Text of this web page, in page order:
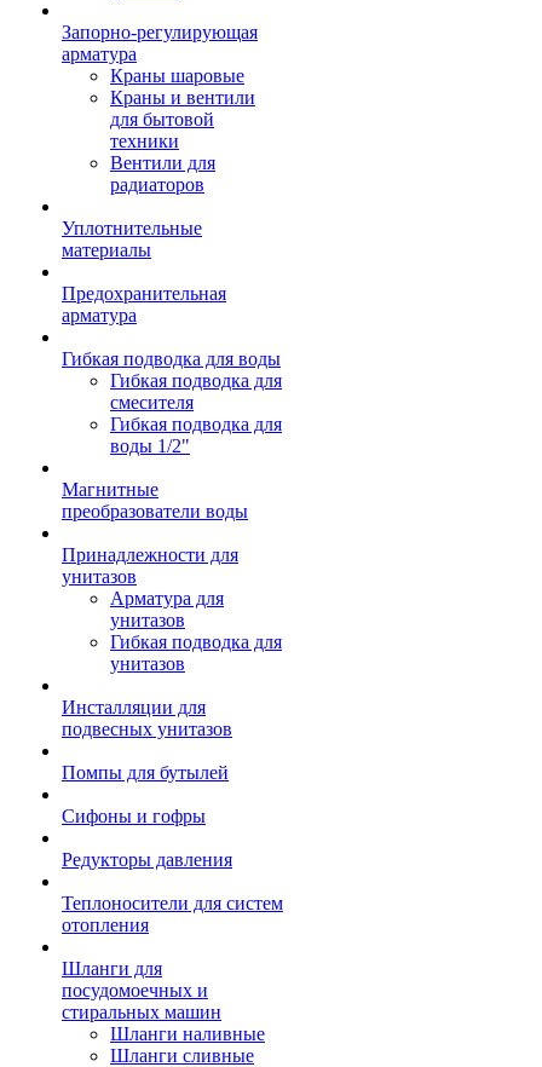
Запорно-регулирующая
арматура
Краны шаровые
Краны и вентили
для бытовой
техники
Вентили для
радиаторов
Уплотнительные
материалы
Предохранительная
арматура
Гибкая подводка для воды
Гибкая подводка для
смесителя
Гибкая подводка для
воды 1/2"
Магнитные
преобразователи воды
Принадлежности для
унитазов
Арматура для
унитазов
Гибкая подводка для
унитазов
Инсталляции для
подвесных унитазов
Помпы для бутылей
Сифоны и гофры
Редукторы давления
Теплоносители для систем
отопления
Шланги для
посудомоечных и
стиральных машин
Шланги наливные
Шланги сливные